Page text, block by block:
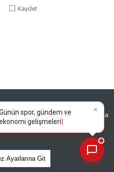
adına sitemizde
KVKK ve GDPR kapsamında
içinAydınlatma Metnimizi
Ayarlarına Git
Kaydet
×
spor, gündem ve
gelişmelerini analiz